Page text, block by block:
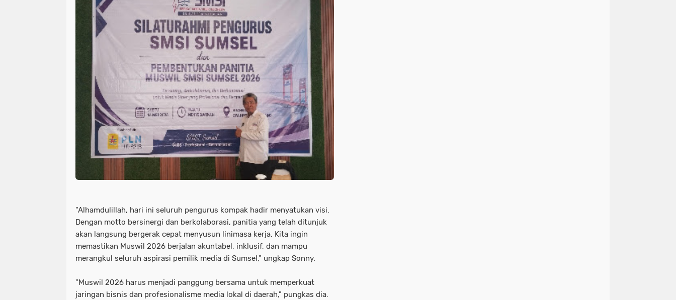
"Alhamdulillah, hari ini seluruh pengurus kompak hadir menyatukan visi.
Dengan motto bersinergi dan berkolaborasi, panitia yang telah ditunjuk
akan langsung bergerak cepat menyusun linimasa kerja. Kita ingin
memastikan Muswil 2026 berjalan akuntabel, inklusif, dan mampu
merangkul seluruh aspirasi pemilik media di Sumsel," ungkap Sonny.
"Muswil 2026 harus menjadi panggung bersama untuk memperkuat
jaringan bisnis dan profesionalisme media lokal di daerah," pungkas dia.